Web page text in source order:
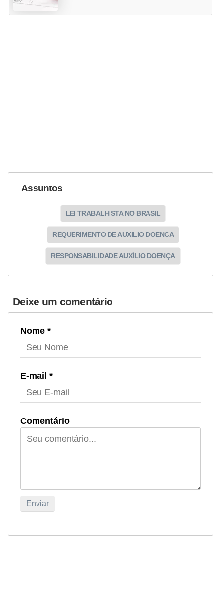
Assuntos
LEI TRABALHISTA NO BRASIL
REQUERIMENTO DE AUXILIO DOENCA
RESPONSABILIDADE AUXÍLIO DOENÇA
Deixe um comentário
Nome *
E-mail *
Comentário